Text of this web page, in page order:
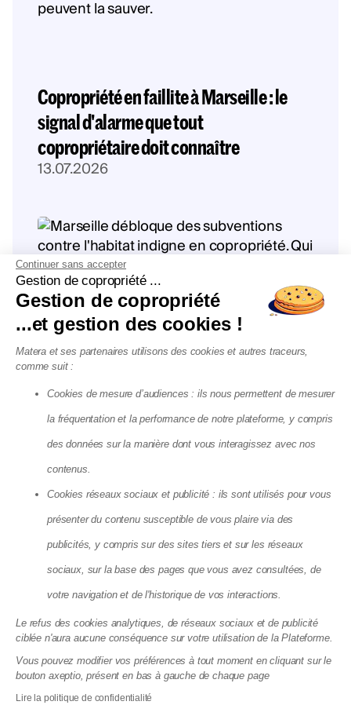
Copropriété en faillite à Marseille : le
signal d'alarme que tout
copropriétaire doit connaître
13.07.2026
Marseille vote de nouvelles
subventions contre les copropriétés
dégradées : ce qui change pour vous
13.07.2026
Éco-rénovons Paris+ : l'aide qui
Continuer sans accepter
Gestion de copropriété ...
Gestion de copropriété
...et gestion des cookies !
Matera et ses partenaires utilisons des cookies et autres traceurs,
comme suit :
Cookies de mesure d’audiences : ils nous permettent de mesurer
la fréquentation et la performance de notre plateforme, y compris
des données sur la manière dont vous interagissez avec nos
contenus.
Cookies réseaux sociaux et publicité : ils sont utilisés pour vous
présenter du contenu susceptible de vous plaire via des
publicités, y compris sur des sites tiers et sur les réseaux
sociaux, sur la base des pages que vous avez consultées, de
votre navigation et de l'historique de vos interactions.
Le refus des cookies analytiques, de réseaux sociaux et de publicité
ciblée n'aura aucune conséquence sur votre utilisation de la Plateforme.
Vous pouvez modifier vos préférences à tout moment en cliquant sur le
bouton axeptio, présent en bas à gauche de chaque page
Lire la politique de confidentialité